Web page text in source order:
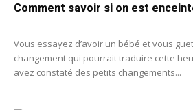
Comment savoir si on est
Vous essayez d’avoir un bébé et vous
changement qui pourrait traduire cette
avez constaté des petits changements...